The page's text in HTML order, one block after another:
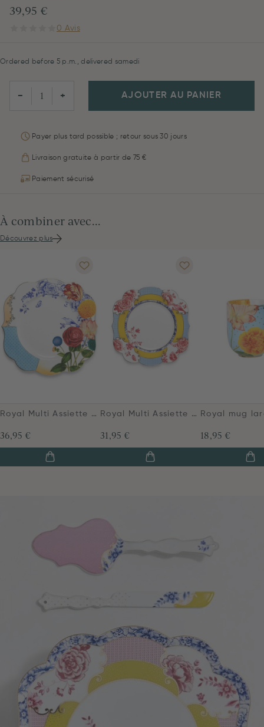
39,95 €
0 Avis
Ordered before 5 p.m., delivered samedi
− + AJOUTER AU PANIER
Payer plus tard possible ; retour sous 30 jours
Livraison gratuite à partir de 75 €
Paiement sécurisé
À combiner avec...
Découvrez plus
Royal Multi Assiette Plate 28cm
36,95 €
Royal Multi Assiette à Petit-Déjeuner 23.5cm
31,95 € 18,95 €